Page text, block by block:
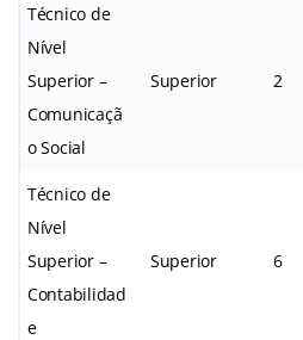
Técnico de
Nível
Superior –
Comunicaçã
o Social
Superior 2
Técnico de
Nível
Superior –
Contabilidad
e
Superior 6